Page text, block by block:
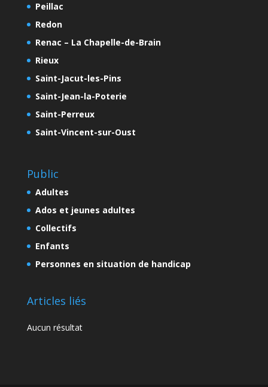
Peillac
Redon
Renac – La Chapelle-de-Brain
Rieux
Saint-Jacut-les-Pins
Saint-Jean-la-Poterie
Saint-Perreux
Saint-Vincent-sur-Oust
Public
Adultes
Ados et jeunes adultes
Collectifs
Enfants
Personnes en situation de handicap
Articles liés
Aucun résultat